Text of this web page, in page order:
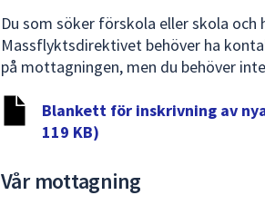
Du som söker förskola eller skola
Massflyktsdirektivet behöver ha
på mottagningen, men du behöver
Blankett för inskrivning av
119 KB)
Vår mottagning